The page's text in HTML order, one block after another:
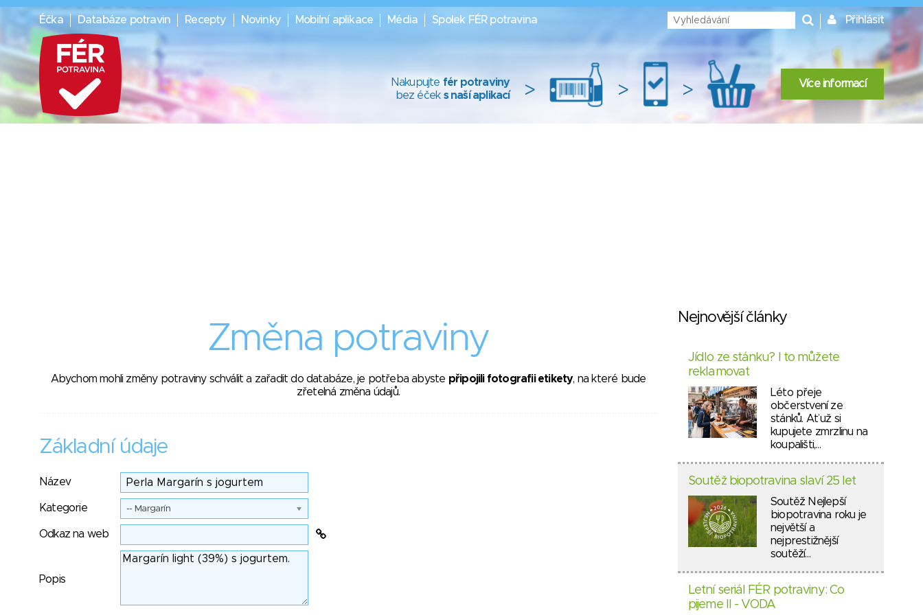
Éčka Databáze potravin Recepty Novinky Mobilní aplikace Média Spolek FÉR potravina Přihlásit
Nakupujte fér potraviny
bez éček s naší aplikací > > > Více informací
Změna potraviny
Abychom mohli změny potraviny schválit a zařadit do databáze, je potřeba abyste připojili fotografii etikety, na které bude
zřetelná změna údajů.
Základní údaje
Název
Kategorie -- Margarín
Odkaz na web
Popis
Nejnovější články
Jídlo ze stánku? I to můžete
reklamovat
Léto přeje
občerstvení ze
stánků. Ať už si
kupujete zmrzlinu na
koupališti,…
Soutěž biopotravina slaví 25 let
Soutěž Nejlepší
biopotravina roku je
největší a
nejprestižnější
soutěží…
Letní seriál FÉR potraviny: Co
pijeme II - VODA